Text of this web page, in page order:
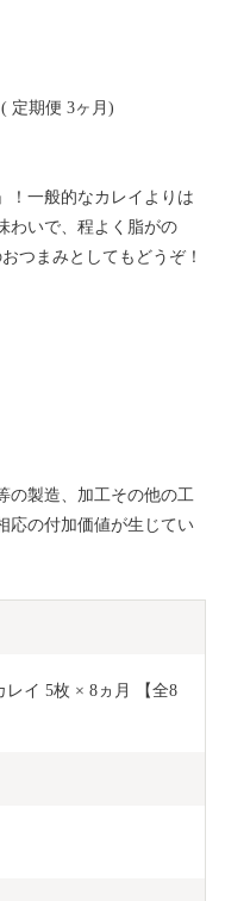
定期便 3ヶ月)
！一般的なカレイよりは
わいで、程よく脂がの
つまみとしてもどうぞ！
の製造、加工その他の工
応の付加価値が生じてい
レイ 5枚 × 8ヵ月 【全8